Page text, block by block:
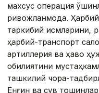
махсус операция
ривожланмоқда.
таркибий қисмларини,
ҳарбий-транспорт
артиллерия ва ҳаво
қобилиятини
ташкилий чора-
Ёнғин ва сув